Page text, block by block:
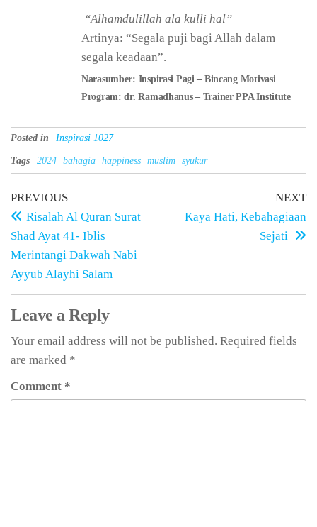
“Alhamdulillah ala kulli hal”
Artinya: “Segala puji bagi Allah dalam
segala keadaan”.
Narasumber: Inspirasi Pagi – Bincang Motivasi
Program: dr. Ramadhanus – Trainer PPA Institute
Posted in Inspirasi 1027
Tags 2024 bahagia happiness muslim syukur
PREVIOUS
Risalah Al Quran Surat
Shad Ayat 41- Iblis
Merintangi Dakwah Nabi
Ayyub Alayhi Salam
NEXT
Kaya Hati, Kebahagiaan
Sejati
Leave a Reply
Your email address will not be published. Required fields
are marked *
Comment *